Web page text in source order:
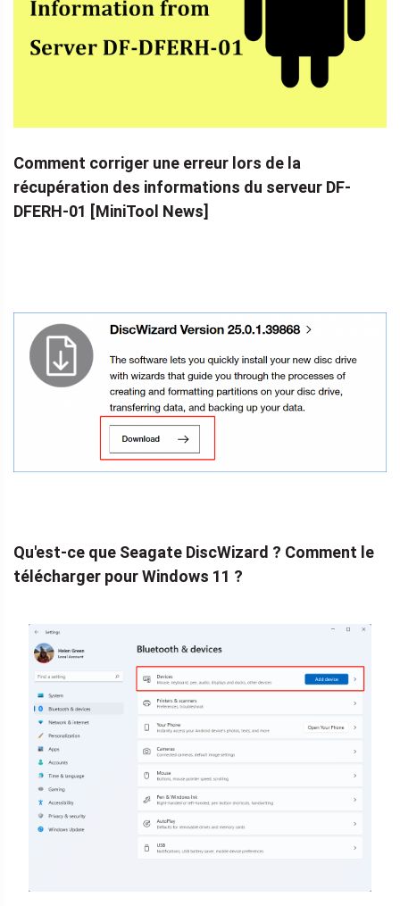
Comment corriger une erreur lors de la
récupération des informations du serveur DF-
DFERH-01 [MiniTool News]
Qu'est-ce que Seagate DiscWizard ? Comment le
télécharger pour Windows 11 ?